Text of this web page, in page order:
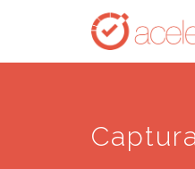
main